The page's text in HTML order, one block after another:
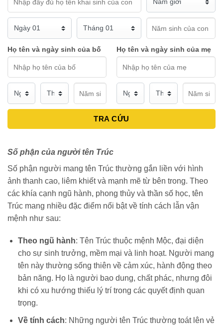
Họ tên và ngày sinh của bố Họ tên và ngày sinh của mẹ
TRA CỨU
Số phận của người tên Trúc
Số phận người mang tên Trúc thường gắn liền với hình
ảnh thanh cao, liêm khiết và mạnh mẽ từ bên trong. Theo
các khía cạnh ngũ hành, phong thủy và thần số học, tên
Trúc mang nhiều đặc điểm nổi bật về tính cách lẫn vận
mệnh như sau:
Theo ngũ hành: Tên Trúc thuộc mệnh Mộc, đại diện
cho sự sinh trưởng, mềm mại và linh hoạt. Người mang
tên này thường sống thiên về cảm xúc, hành động theo
bản năng. Họ là người bao dung, chất phác, nhưng đôi
khi có xu hướng thiếu lý trí trong các quyết định quan
trọng.
Về tính cách: Những người tên Trúc thường toát lên vẻ